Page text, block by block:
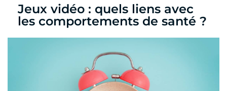
Jeux vidéo : quels liens avec
les comportements de santé ?